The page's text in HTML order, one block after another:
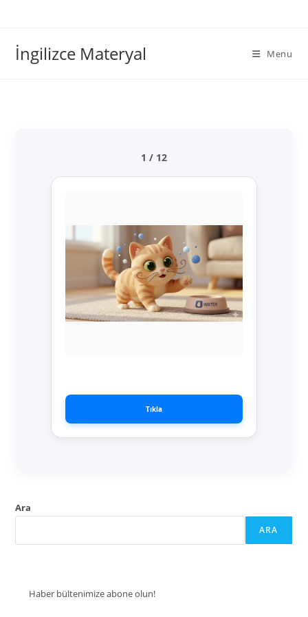
İngilizce Materyal Menu
1 / 12
Tıkla
Cat
Sonraki
Ara
ARA
Haber bültenimize abone olun!